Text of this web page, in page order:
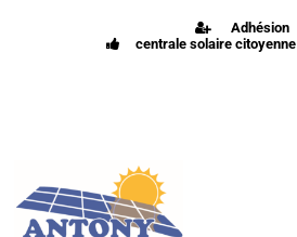
Adhésion
centrale solaire citoyenne